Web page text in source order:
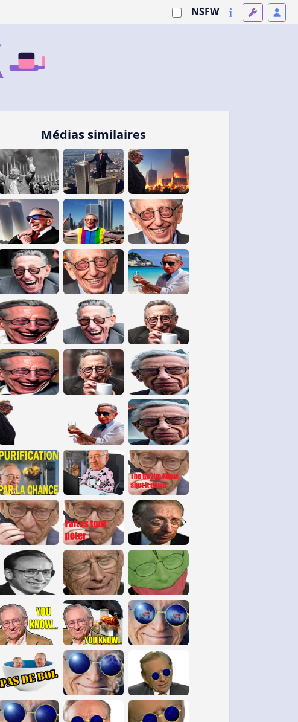
NSFW
Médias similaires